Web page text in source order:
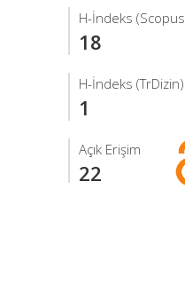
H-İndeks
18
H-İndeks (TrDizin)
1
Açık Erişim
22